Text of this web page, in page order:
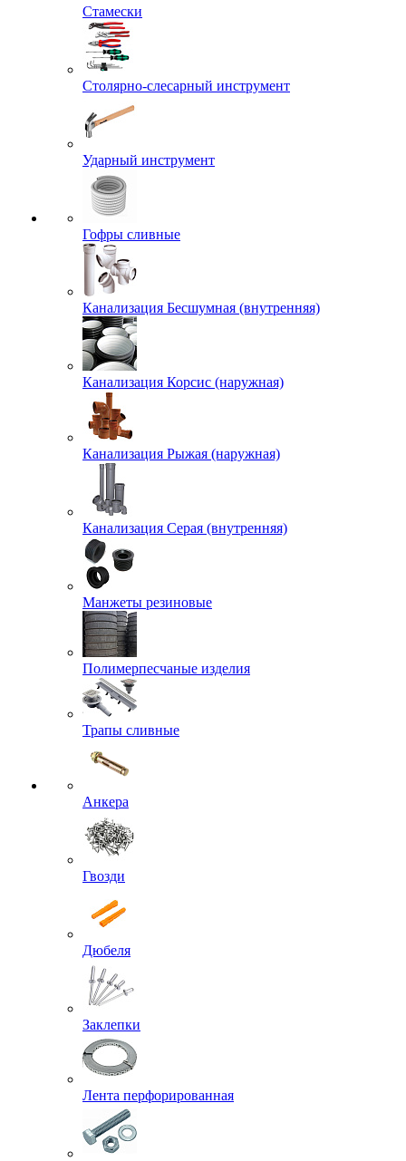
Стамески
Столярно-слесарный инструмент
Ударный инструмент
Гофры сливные
Канализация Бесшумная (внутренняя)
Канализация Корсис (наружная)
Канализация Рыжая (наружная)
Канализация Серая (внутренняя)
Манжеты резиновые
Полимерпесчаные изделия
Трапы сливные
Анкера
Гвозди
Дюбеля
Заклепки
Лента перфорированная